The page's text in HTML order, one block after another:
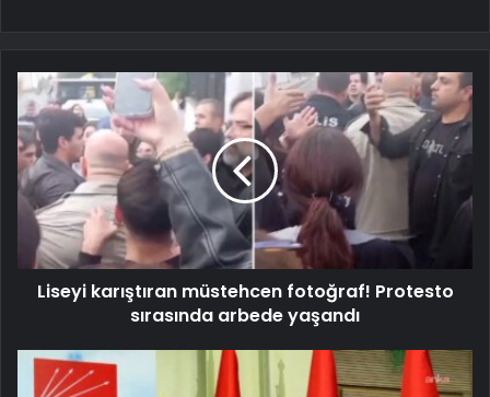
Liseyi karıştıran müstehcen fotoğraf! Protesto
sırasında arbede yaşandı